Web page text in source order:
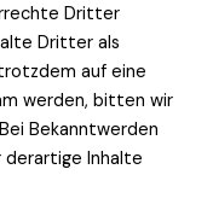
Dritter
Dritter als
auf eine
werden, bitten wir
Bekanntwerden
derartige Inhalte